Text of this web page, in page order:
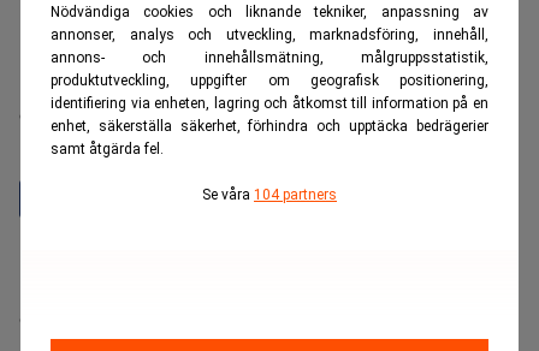
Nödvändiga cookies och liknande tekniker, anpassning av
annonser, analys och utveckling, marknadsföring, innehåll,
annons- och innehållsmätning, målgruppsstatistik,
produktutveckling, uppgifter om geografisk positionering,
identifiering via enheten, lagring och åtkomst till information på en
enhet, säkerställa säkerhet, förhindra och upptäcka bedrägerier
samt åtgärda fel.
Se våra 104 partners
Realtid är en oberoende och kostnadsfri nyhetskanal för
dig som vill fördjupa dig inom finans- och
näringslivsnyheter.
Cookiepolicy